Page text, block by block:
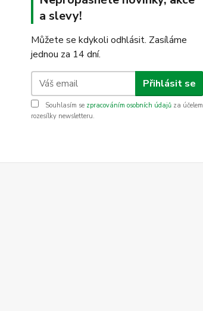
a slevy!
Můžete se kdykoli odhlásit. Zasíláme
jednou za 14 dní.
Přihlásit se
Souhlasím se zpracováním osobních údajů za účelem
rozesílky newsletteru.